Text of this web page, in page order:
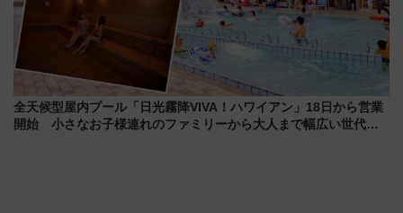
全天候型屋内プール「日光霧降VIVA！ハワイアン」18日から営業
開始 小さなお子様連れのファミリーから大人まで幅広い世代が